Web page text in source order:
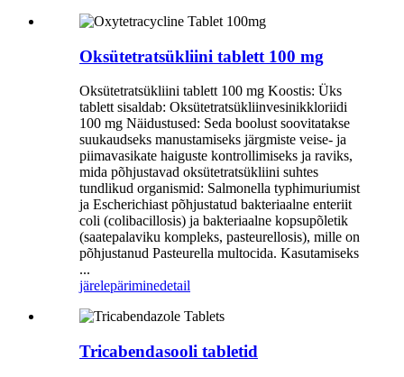
Oksütetratsükliini tablett 100 mg
Oksütetratsükliini tablett 100 mg Koostis: Üks
tablett sisaldab: Oksütetratsükliinvesinikkloriidi
100 mg Näidustused: Seda boolust soovitatakse
suukaudseks manustamiseks järgmiste veise- ja
piimavasikate haiguste kontrollimiseks ja raviks,
mida põhjustavad oksütetratsükliini suhtes
tundlikud organismid: Salmonella typhimuriumist
ja Escherichiast põhjustatud bakteriaalne enteriit
coli (colibacillosis) ja bakteriaalne kopsupõletik
(saatepalaviku kompleks, pasteurellosis), mille on
põhjustanud Pasteurella multocida. Kasutamiseks
...
järelepäriminedetail
Tricabendasooli tabletid